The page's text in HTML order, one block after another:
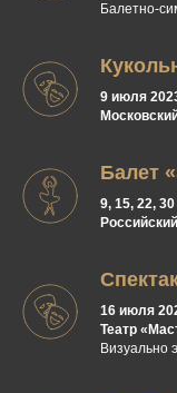
Балетно-
9 июля
Балет
9, 15, 22,
16 июля
Театр
Визуально